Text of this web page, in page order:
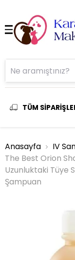
TÜM
Anasayfa IV
The Best Orion
Uzunluktaki Tüye
Şampuan